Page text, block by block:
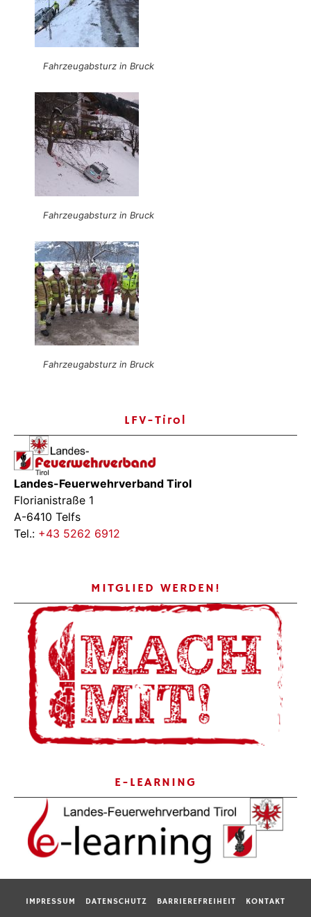
Fahrzeugabsturz in Bruck
Fahrzeugabsturz in Bruck
Fahrzeugabsturz in Bruck
LFV-Tirol
Landes-Feuerwehrverband Tirol
Florianistraße 1
A-6410 Telfs
Tel.: +43 5262 6912
MITGLIED WERDEN!
E-LEARNING
IMPRESSUM DATENSCHUTZ BARRIEREFREIHEIT KONTAKT